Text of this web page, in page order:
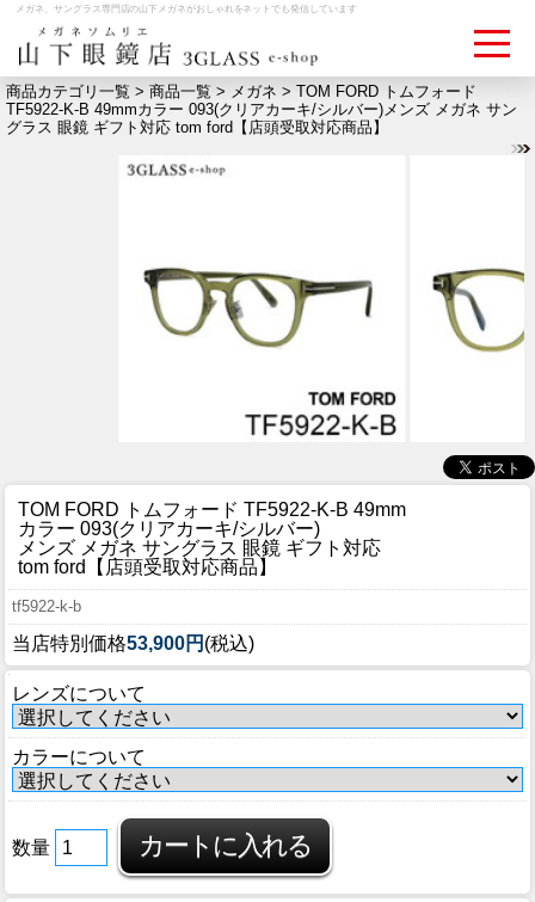
メガネ、サングラス専門店の山下メガネがおしゃれをネットでも発信しています
ログイン お買いものカゴ
メディア情報
ITEM
ブログ
BLOG
会社概要
インフォメーション
商品カテゴリ一覧 > 商品一覧 > メガネ > TOM FORD トムフォード
TF5922-K-B 49mmカラー 093(クリアカーキ/シルバー)メンズ メガネ サン
グラス 眼鏡 ギフト対応 tom ford【店頭受取対応商品】
TOM FORD トムフォード TF5922-K-B 49mm
カラー 093(クリアカーキ/シルバー)
メンズ メガネ サングラス 眼鏡 ギフト対応
tom ford【店頭受取対応商品】
tf5922-k-b
当店特別価格53,900円 (税込)
レンズについて
カラーについて
数量